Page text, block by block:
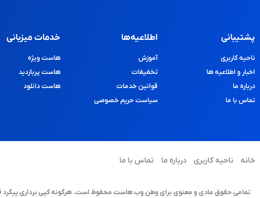
پشتیبانی
ناحیه کاربری
اخبار و اطلاعیه ها
درباره ما
تماس با ما
اطلاعیه‌ها
آموزش
تخفیفات
قوانین خدمات
سیاست حریم خصوصی
خدمات میزبانی
هاست ویژه
هاست پربازدید
هاست دانلود
خانه ناحیه کاربری درباره ما تماس با ما
تمامی حقوق مادی و معنوی برای وطن وب هاست محفوظ است. هرگونه کپی برداری پیگرد